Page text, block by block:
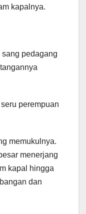
kapalnya.
pedagang
perempuan
memukulnya.
menerjang
kapal hingga
dan